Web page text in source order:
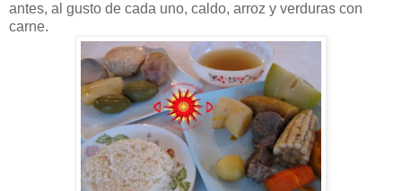
antes, al gusto de cada uno, caldo, arroz y verduras con
carne.